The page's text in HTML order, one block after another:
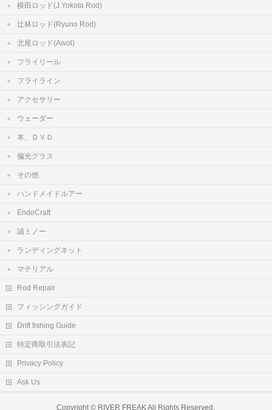
横田ロッド(J.Yokota Rod)
辻林ロッド(Ryuno Rod)
北尾ロッド(Awol)
フライリール
フライライン
アクセサリー
ウェーダー
本、ＤＶＤ
偏光グラス
その他
ハンドメイドルアー
EndoCraft
誠ミノー
ランディングネット
マテリアル
Rod Repair
フィッシングガイド
Drift fishing Guide
特定商取引法表記
Privacy Policy
Ask Us
Copyright © RIVER FREAKAll Rights Reserved.